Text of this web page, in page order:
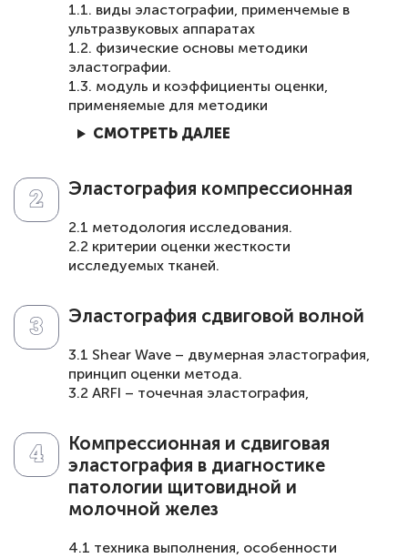
1.1. виды эластографии, применчемые в
ультразвуковых аппаратах
1.2. физические основы методики
эластографии.
1.3. модуль и коэффициенты оценки,
применяемые для методики
СМОТРЕТЬ ДАЛЕЕ
Эластография компрессионная
2.1 методология исследования.
2.2 критерии оценки жесткости
исследуемых тканей.
Эластография сдвиговой волной
3.1 Shear Wave – двумерная эластография,
принцип оценки метода.
3.2 ARFI – точечная эластография,
практическое применение.
Компрессионная и сдвиговая
эластография в диагностике
патологии щитовидной и
молочной желез
4.1 техника выполнения, особенности